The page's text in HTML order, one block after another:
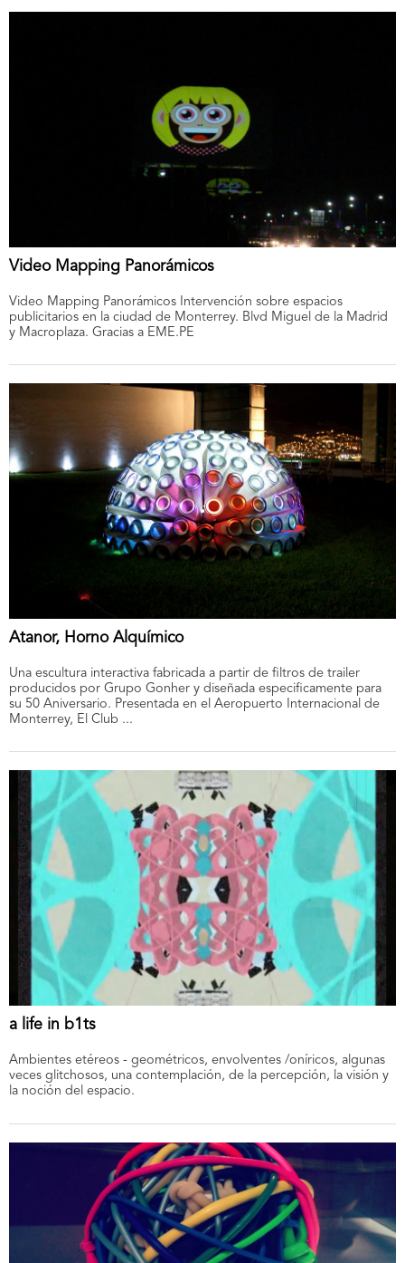
Video Mapping Panorámicos
Video Mapping Panorámicos Intervención sobre espacios
publicitarios en la ciudad de Monterrey. Blvd Miguel de la Madrid
y Macroplaza. Gracias a EME.PE
Atanor, Horno Alquímico
Una escultura interactiva fabricada a partir de filtros de trailer
producidos por Grupo Gonher y diseñada especificamente para
su 50 Aniversario. Presentada en el Aeropuerto Internacional de
Monterrey, El Club ...
a life in b1ts
Ambientes etéreos - geométricos, envolventes /oníricos, algunas
veces glitchosos, una contemplación, de la percepción, la visión y
la noción del espacio.